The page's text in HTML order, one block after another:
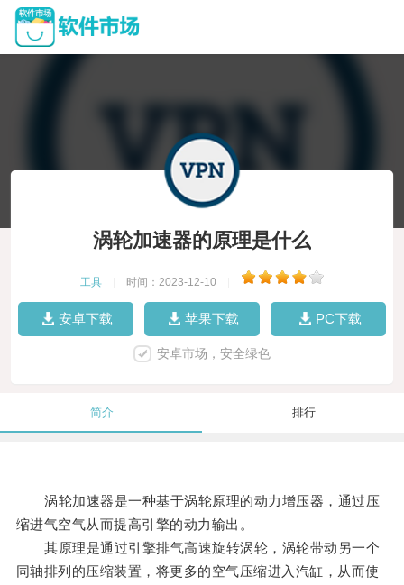
涡轮加速器的原理是什么
工具 时间：2023-12-10
安卓下载 苹果下载 PC下载
安卓市场，安全绿色
简介 排行
涡轮加速器是一种基于涡轮原理的动力增压器，通过压
缩进气空气从而提高引擎的动力输出。
其原理是通过引擎排气高速旋转涡轮，涡轮带动另一个
同轴排列的压缩装置，将更多的空气压缩进入汽缸，从而使